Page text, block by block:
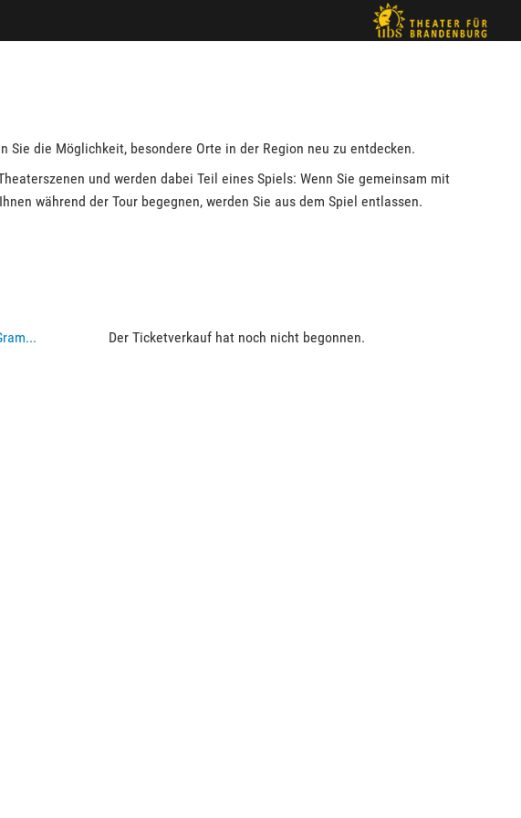
Sie die Möglichkeit, besondere Orte in der Region neu zu entdecken.
und werden dabei Teil eines Spiels: Wenn Sie gemeinsam mit
während der Tour begegnen, werden Sie aus dem Spiel entlassen.
Der Ticketverkauf hat noch nicht begonnen.